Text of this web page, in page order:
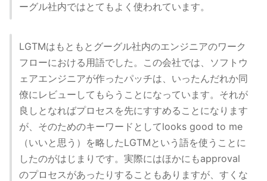
ーグル社内ではとてもよく使われています。
LGTMはもともとグーグル社内のエンジニアのワーク
フローにおける用語でした。この会社では、ソフトウ
ェアエンジニアが作ったパッチは、いったんだれか同
僚にレビューしてもらうことになっています。それが
良しとなればプロセスを先にすすめることになります
が、そのためのキーワードとしてlooks good to me
（いいと思う）を略したLGTMという語を使うことに
したのがはじまりです。実際にはほかにもapproval
のプロセスがあったりすることもありますが、すくな